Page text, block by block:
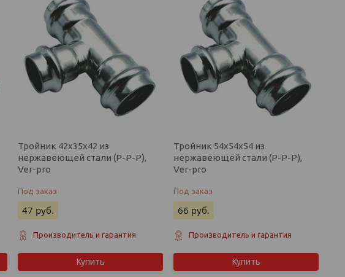
Тройник 42х35х42 из
нержавеющей стали (P-P-P),
Ver-pro
Под заказ
47 руб.
Производитель и гарантия
Купить
Тройник 54х54х54 из
нержавеющей стали (P-P-P),
Ver-pro
Под заказ
66 руб.
Производитель и гарантия
Купить